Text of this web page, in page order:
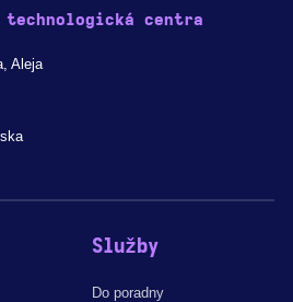
centra
Aleja
Služby
Do poradny